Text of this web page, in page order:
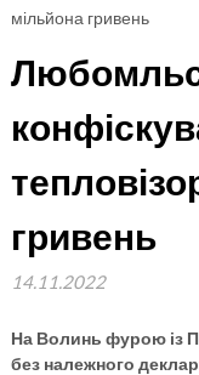
мільйона гривень
гривень
14.11.2022
На Волинь фурою із
без належного